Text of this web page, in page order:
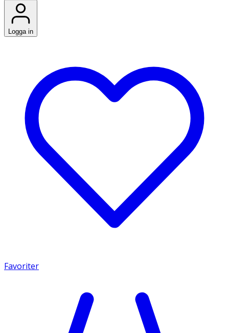
Logga in
Favoriter